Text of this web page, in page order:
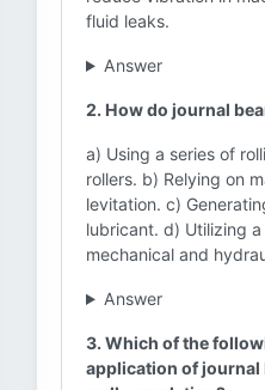
fluid leaks.
Answer
2. How do journal
a) Using a series of
rollers. b) Relying on
levitation. c)
lubricant. d) Utilizing
mechanical and
Answer
3. Which of the
application of